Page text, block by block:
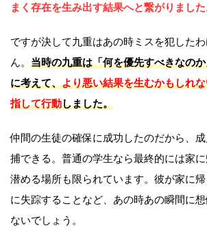
まく存在を生み出す結果へと繋がりました
ですが決して九重はあの時ミスを犯した
ん。 当時の九重は「何を優先すべきなの
に考えて、より悪い結果を生むかもしれ
指して行動しました。
仲間の生徒の確保に成功したのだから、
捕できる。普通の学生なら最終的には家に
潜める場所も限られています。彼が家に
に失踪することなど、あの時あの瞬間に
ないでしょう。